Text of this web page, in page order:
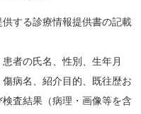
する診療情報提供書の記載
者の氏名、性別、生年月
病名、紹介目的、既往歴お
査結果（病理・画像等を含